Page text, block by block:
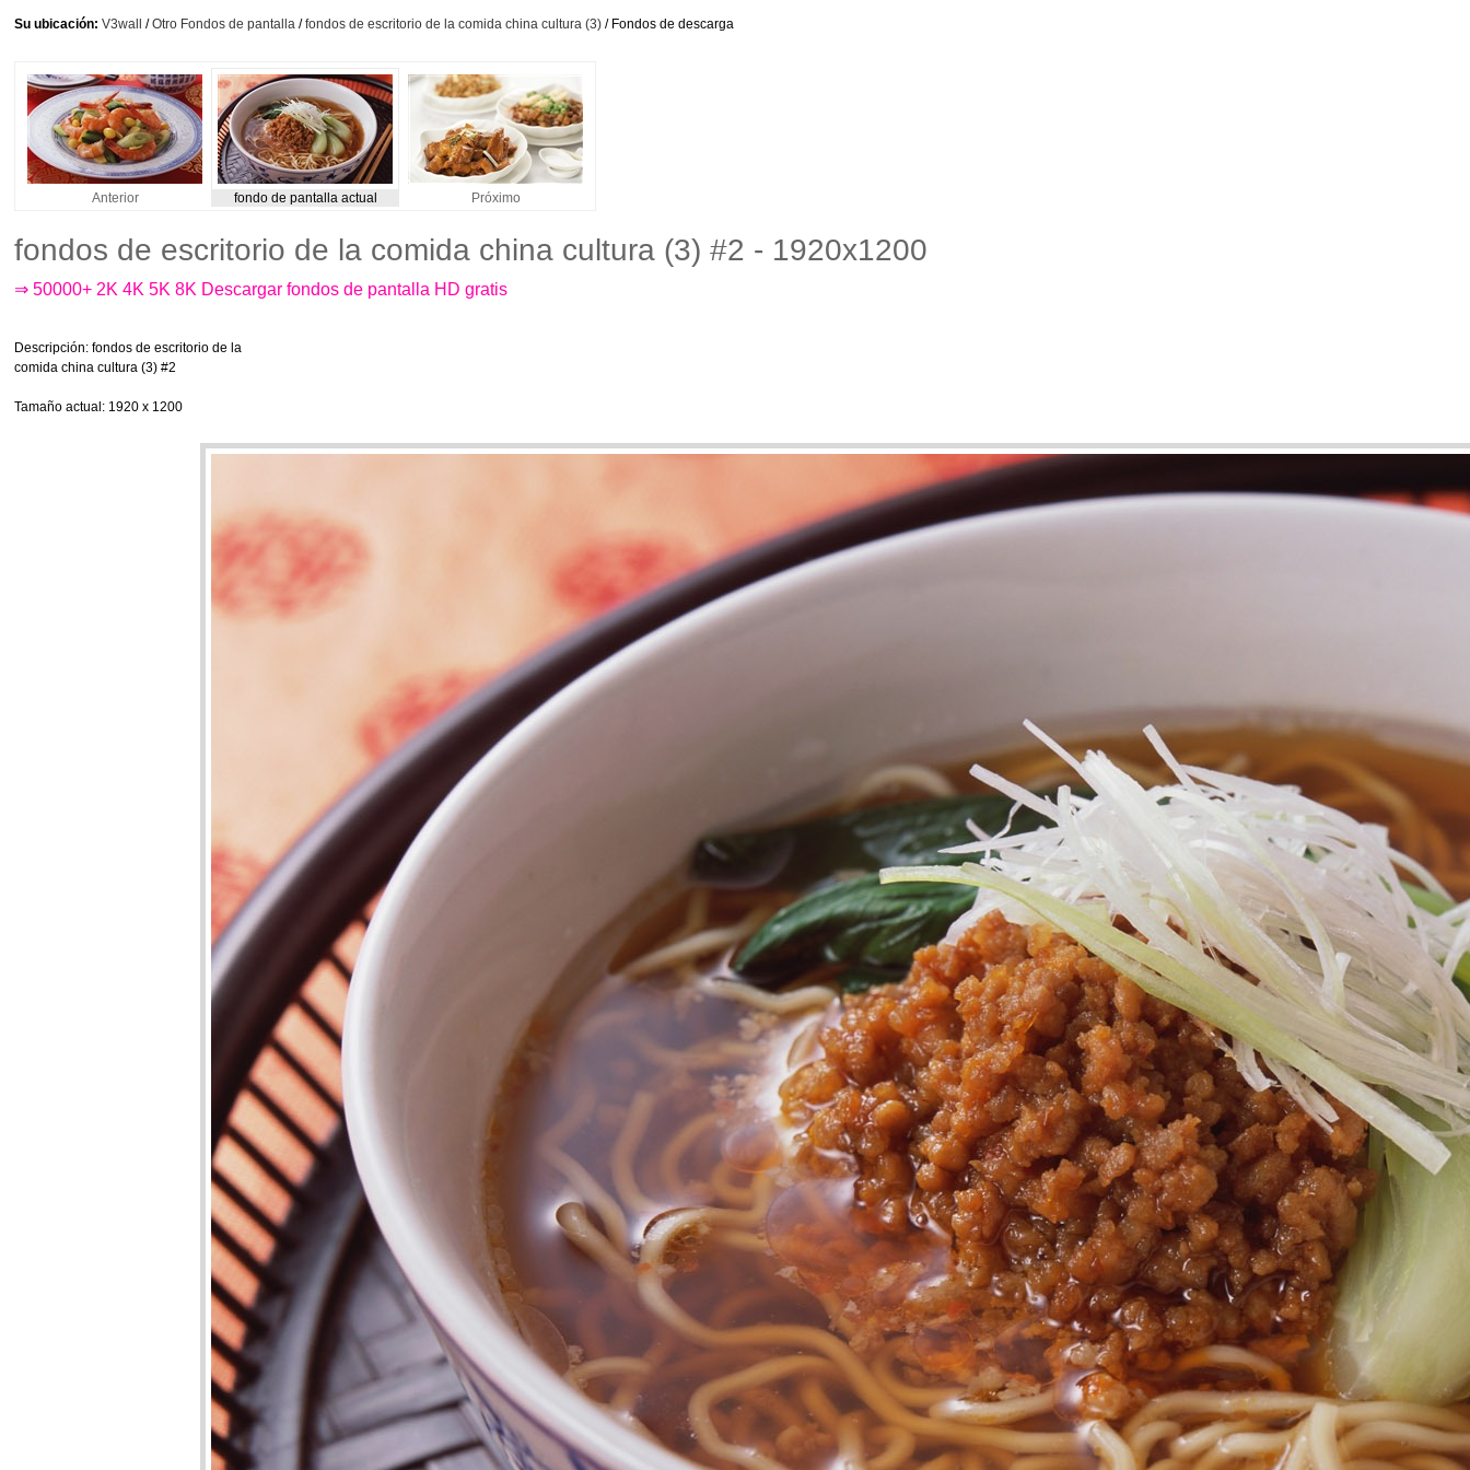
Su ubicación: V3wall /Otro Fondos de pantalla /fondos de escritorio de la comida china cultura (3) / Fondos de descarga
Anterior fondo de pantalla actual Próximo
fondos de escritorio de la comida china cultura (3) #2 - 1920x1200
⇒ 50000+ 2K 4K 5K 8K Descargar fondos de pantalla HD gratis
Descripción: fondos de escritorio de la
comida china cultura (3) #2
Tamaño actual : 1920 x 1200